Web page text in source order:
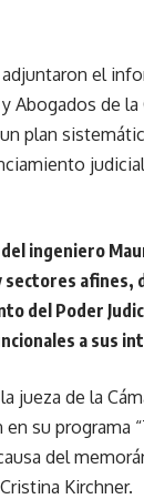
el
de la
plan
ingeniero
afines,
del Poder
a sus
de la
su programa
del
Kirchner.